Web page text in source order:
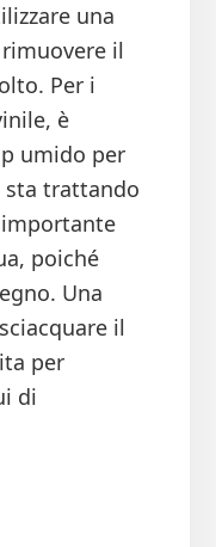
una
il
Per i
è
umido per
sta trattando
poiché
Una
il
per
di